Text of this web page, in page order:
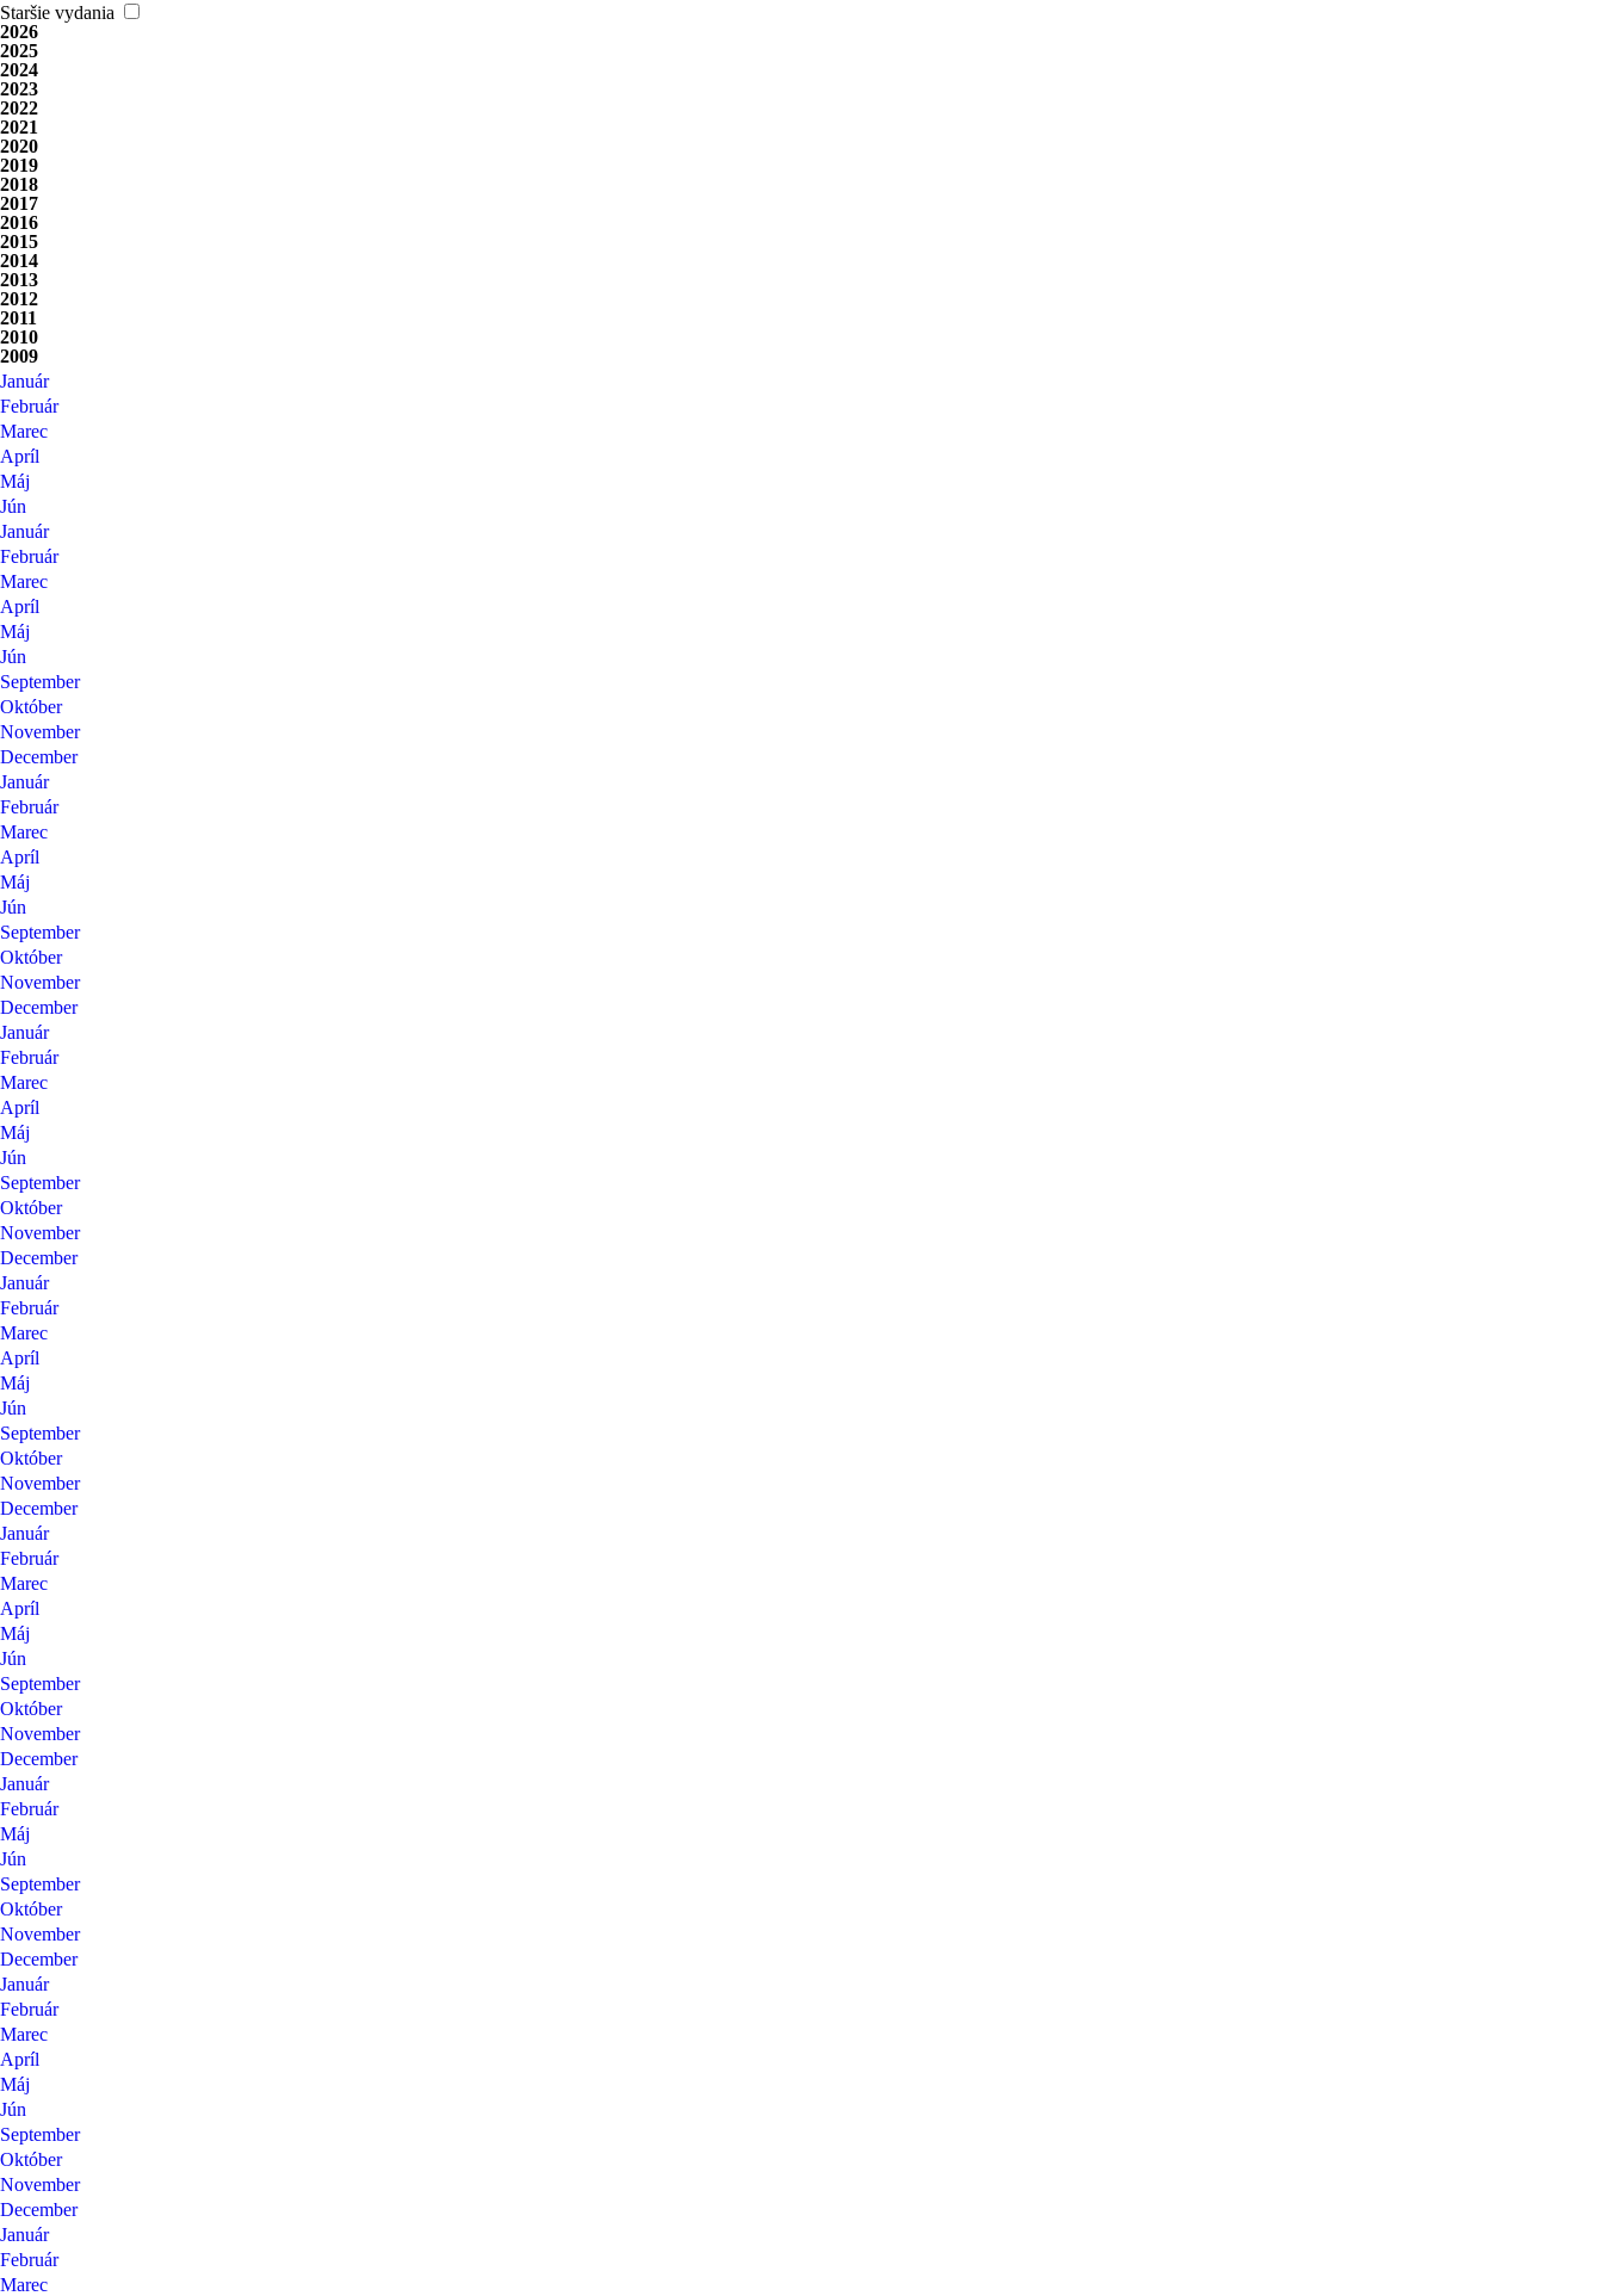
Staršie vydania
2026
2025
2024
2023
2022
2021
2020
2019
2018
2017
2016
2015
2014
2013
2012
2011
2010
2009
Január
Február
Marec
Apríl
Máj
Jún
Január
Február
Marec
Apríl
Máj
Jún
September
Október
November
December
Január
Február
Marec
Apríl
Máj
Jún
September
Október
November
December
Január
Február
Marec
Apríl
Máj
Jún
September
Október
November
December
Január
Február
Marec
Apríl
Máj
Jún
September
Október
November
December
Január
Február
Marec
Apríl
Máj
Jún
September
Október
November
December
Január
Február
Máj
Jún
September
Október
November
December
Január
Február
Marec
Apríl
Máj
Jún
September
Október
November
December
Január
Február
Marec